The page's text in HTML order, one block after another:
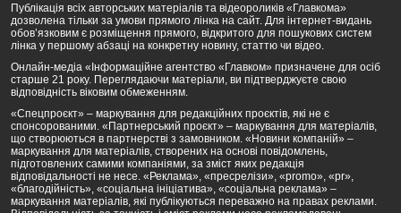
Публікація всіх авторських матеріалів та відеороликів «Главкома»
дозволена тільки за умови прямого лінка на сайт. Для інтернет-видань
обов’язковим є розміщення прямого, відкритого для пошукових систем
лінка у першому абзаці на конкретну новину, статтю чи відео.
Онлайн-медіа «Інформаційне агентство «Главком» призначене для осіб
старше 21 року. Переглядаючи матеріали, ви підтверджуєте свою
відповідність віковим обмеженням.
«Спецпроєкт» – маркування для редакційних проєктів, які не є
спонсорованими. «Партнерський проєкт» – маркування для матеріалів,
що створюються в партнерстві з замовником. «Новини компаній» –
маркування для матеріалів, створених на основі повідомлень,
підготовлених самими компаніями, за зміст яких редакція
відповідальності не несе. «Реклама», «пресрелізи», «promo», «pr»,
«благодійність», «соціальна ініціатива», «соціальна реклама» –
маркування матеріалів, які публікуються переважно на правах реклами.